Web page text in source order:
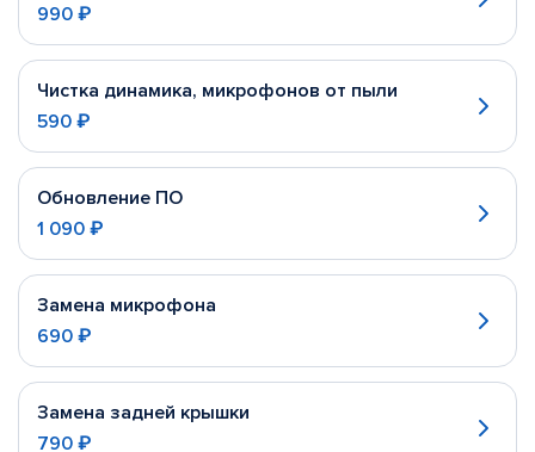
990 ₽
Чистка динамика, микрофонов от пыли
590 ₽
Обновление ПО
1 090 ₽
Замена микрофона
690 ₽
Замена задней крышки
790 ₽